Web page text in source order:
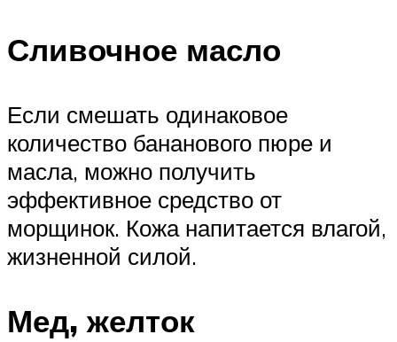
Сливочное масло
Если смешать одинаковое
количество бананового пюре и
масла, можно получить
эффективное средство от
морщинок. Кожа напитается влагой,
жизненной силой.
Мед, желток